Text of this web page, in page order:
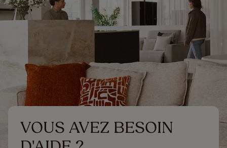
VOUS AVEZ BESOIN